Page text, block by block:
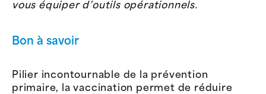
vous équiper d’outils opérationnels.
Bon à savoir
Pilier incontournable de la prévention
primaire, la vaccination permet de réduire